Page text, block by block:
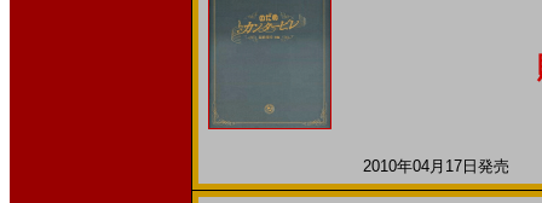
2010年04月17日発売